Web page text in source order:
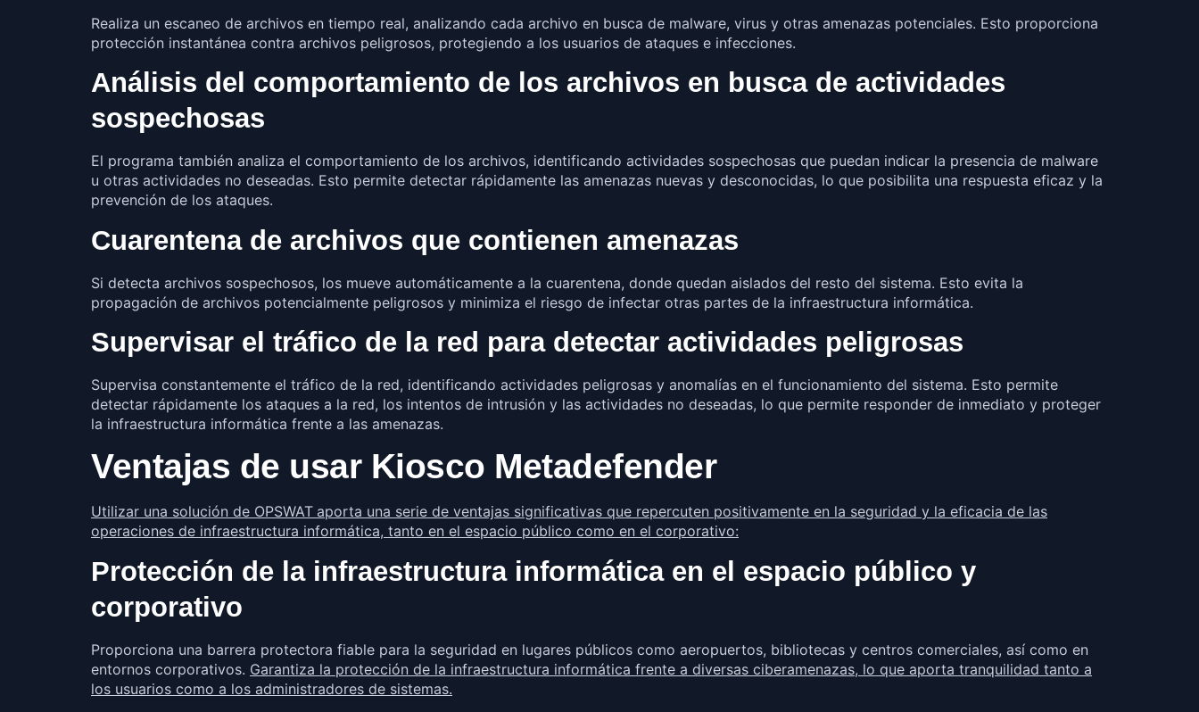
Realiza un escaneo de archivos en tiempo real, analizando cada archivo en busca de malware, virus y otras amenazas potenciales. Esto proporciona
protección instantánea contra archivos peligrosos, protegiendo a los usuarios de ataques e infecciones.
Análisis del comportamiento de los archivos en busca de actividades
sospechosas
El programa también analiza el comportamiento de los archivos, identificando actividades sospechosas que puedan indicar la presencia de malware
u otras actividades no deseadas. Esto permite detectar rápidamente las amenazas nuevas y desconocidas, lo que posibilita una respuesta eficaz y la
prevención de los ataques.
Cuarentena de archivos que contienen amenazas
Si detecta archivos sospechosos, los mueve automáticamente a la cuarentena, donde quedan aislados del resto del sistema. Esto evita la
propagación de archivos potencialmente peligrosos y minimiza el riesgo de infectar otras partes de la infraestructura informática.
Supervisar el tráfico de la red para detectar actividades peligrosas
Supervisa constantemente el tráfico de la red, identificando actividades peligrosas y anomalías en el funcionamiento del sistema. Esto permite
detectar rápidamente los ataques a la red, los intentos de intrusión y las actividades no deseadas, lo que permite responder de inmediato y proteger
la infraestructura informática frente a las amenazas.
Ventajas de usar Kiosco Metadefender
Utilizar una solución de OPSWAT aporta una serie de ventajas significativas que repercuten positivamente en la seguridad y la eficacia de las
operaciones de infraestructura informática, tanto en el espacio público como en el corporativo:
Protección de la infraestructura informática en el espacio público y
corporativo
Proporciona una barrera protectora fiable para la seguridad en lugares públicos como aeropuertos, bibliotecas y centros comerciales, así como en
entornos corporativos. Garantiza la protección de la infraestructura informática frente a diversas ciberamenazas, lo que aporta tranquilidad tanto a
los usuarios como a los administradores de sistemas.